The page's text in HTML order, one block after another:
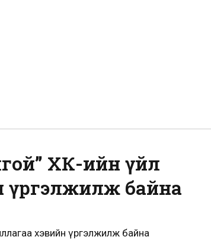
ХК-ийн үйл
үргэлжилж байна
хэвийн үргэлжилж байна